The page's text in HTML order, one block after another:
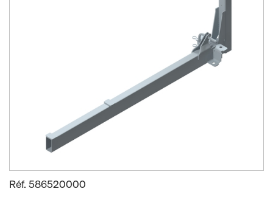
Réf. 586520000